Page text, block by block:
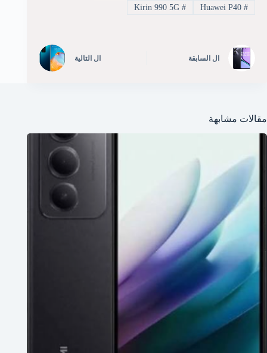
#
Huawei P40
#
Kirin 990 5G
ال السابقة ال التالية
مقالات مشابهة